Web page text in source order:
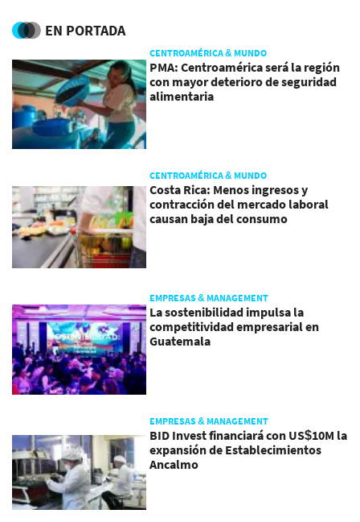
EN PORTADA
CENTROAMÉRICA & MUNDO
PMA: Centroamérica será la región
con mayor deterioro de seguridad
alimentaria
CENTROAMÉRICA & MUNDO
Costa Rica: Menos ingresos y
contracción del mercado laboral
causan baja del consumo
EMPRESAS & MANAGEMENT
La sostenibilidad impulsa la
competitividad empresarial en
Guatemala
EMPRESAS & MANAGEMENT
BID Invest financiará con US$10M la
expansión de Establecimientos
Ancalmo